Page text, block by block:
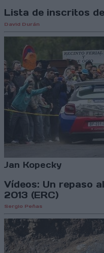
Lista de inscritos
David Durán
Jan Kopecky
Vídeos: Un repaso
2013 (ERC)
Sergio Peñas